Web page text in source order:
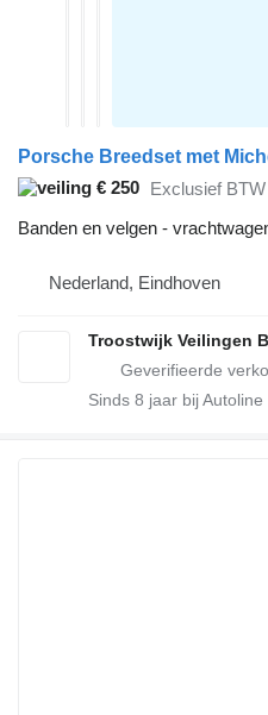
Porsche Breedset met
€ 250 Exclusief BTW
Banden en velgen -
Nederland, Eindhoven
Troostwijk Veilingen
Sinds 8 jaar bij Autoline